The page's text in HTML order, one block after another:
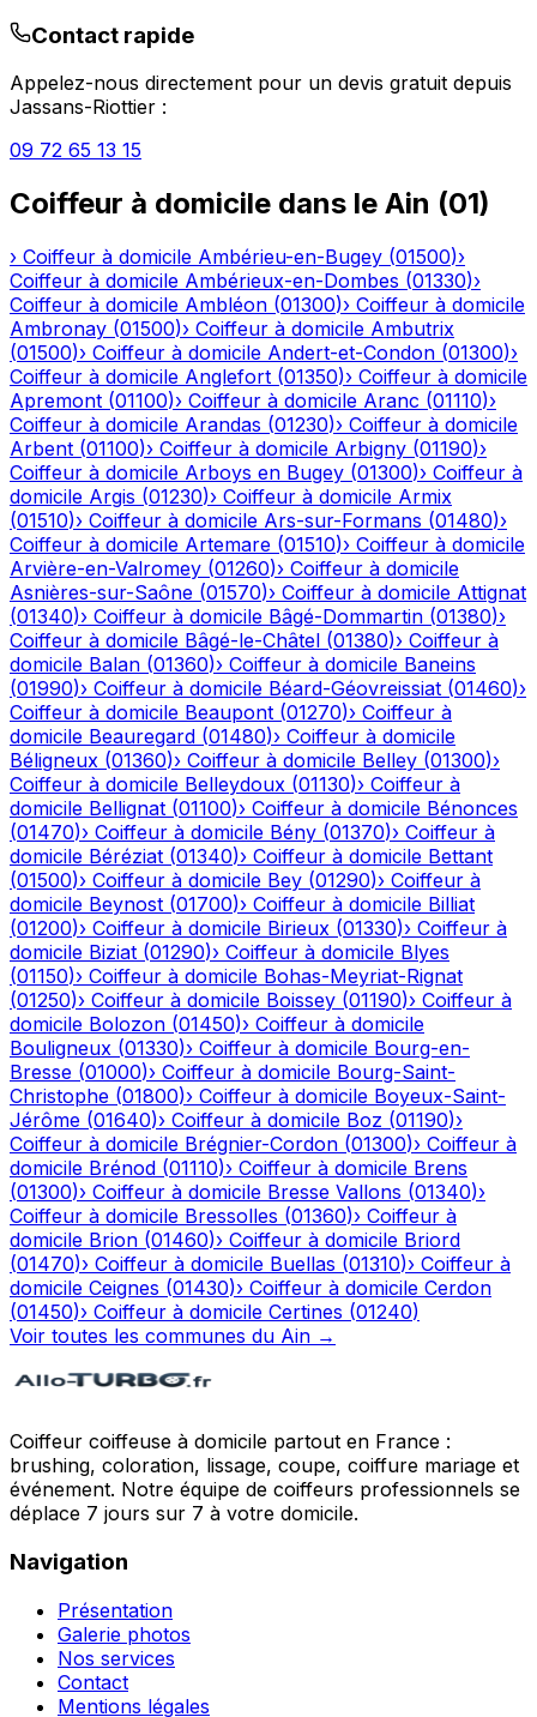
Contact rapide
Appelez-nous directement pour un devis gratuit depuis
Jassans-Riottier :
09 72 65 13 15
Coiffeur à domicile dans le Ain (01)
› Coiffeur à domicile Ambérieu-en-Bugey (01500)›
Coiffeur à domicile Ambérieux-en-Dombes (01330)›
Coiffeur à domicile Ambléon (01300)› Coiffeur à domicile
Ambronay (01500)› Coiffeur à domicile Ambutrix
(01500)› Coiffeur à domicile Andert-et-Condon (01300)›
Coiffeur à domicile Anglefort (01350)› Coiffeur à domicile
Apremont (01100)› Coiffeur à domicile Aranc (01110)›
Coiffeur à domicile Arandas (01230)› Coiffeur à domicile
Arbent (01100)› Coiffeur à domicile Arbigny (01190)›
Coiffeur à domicile Arboys en Bugey (01300)› Coiffeur à
domicile Argis (01230)› Coiffeur à domicile Armix
(01510)› Coiffeur à domicile Ars-sur-Formans (01480)›
Coiffeur à domicile Artemare (01510)› Coiffeur à domicile
Arvière-en-Valromey (01260)› Coiffeur à domicile
Asnières-sur-Saône (01570)› Coiffeur à domicile Attignat
(01340)› Coiffeur à domicile Bâgé-Dommartin (01380)›
Coiffeur à domicile Bâgé-le-Châtel (01380)› Coiffeur à
domicile Balan (01360)› Coiffeur à domicile Baneins
(01990)› Coiffeur à domicile Béard-Géovreissiat (01460)›
Coiffeur à domicile Beaupont (01270)› Coiffeur à
domicile Beauregard (01480)› Coiffeur à domicile
Béligneux (01360)› Coiffeur à domicile Belley (01300)›
Coiffeur à domicile Belleydoux (01130)› Coiffeur à
domicile Bellignat (01100)› Coiffeur à domicile Bénonces
(01470)› Coiffeur à domicile Bény (01370)› Coiffeur à
domicile Béréziat (01340)› Coiffeur à domicile Bettant
(01500)› Coiffeur à domicile Bey (01290)› Coiffeur à
domicile Beynost (01700)› Coiffeur à domicile Billiat
(01200)› Coiffeur à domicile Birieux (01330)› Coiffeur à
domicile Biziat (01290)› Coiffeur à domicile Blyes
(01150)› Coiffeur à domicile Bohas-Meyriat-Rignat
(01250)› Coiffeur à domicile Boissey (01190)› Coiffeur à
domicile Bolozon (01450)› Coiffeur à domicile
Bouligneux (01330)› Coiffeur à domicile Bourg-en-
Bresse (01000)› Coiffeur à domicile Bourg-Saint-
Christophe (01800)› Coiffeur à domicile Boyeux-Saint-
Jérôme (01640)› Coiffeur à domicile Boz (01190)›
Coiffeur à domicile Brégnier-Cordon (01300)› Coiffeur à
domicile Brénod (01110)› Coiffeur à domicile Brens
(01300)› Coiffeur à domicile Bresse Vallons (01340)›
Coiffeur à domicile Bressolles (01360)› Coiffeur à
domicile Brion (01460)› Coiffeur à domicile Briord
(01470)› Coiffeur à domicile Buellas (01310)› Coiffeur à
domicile Ceignes (01430)› Coiffeur à domicile Cerdon
(01450)› Coiffeur à domicile Certines (01240)
Voir toutes les communes du Ain →
Coiffeur coiffeuse à domicile partout en France :
brushing, coloration, lissage, coupe, coiffure mariage et
événement. Notre équipe de coiffeurs professionnels se
déplace 7 jours sur 7 à votre domicile.
Navigation
Présentation
Galerie photos
Nos services
Contact
Mentions légales